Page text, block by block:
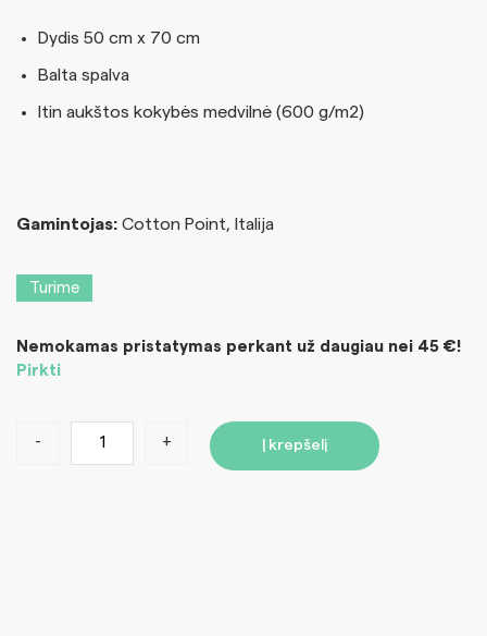
Dydis 50 cm x 70 cm
Balta spalva
Itin aukštos kokybės medvilnė (600 g/m2)
Gamintojas: Cotton Point, Italija
Turime
Nemokamas pristatymas perkant už daugiau nei 45 €!
Pirkti
- + Į krepšelį